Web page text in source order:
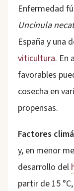
Enfermedad
Uncinula
España y una
viticultura. En
favorables
cosecha en
propensas.
Factores
y, en menor
desarrollo del
partir de 15